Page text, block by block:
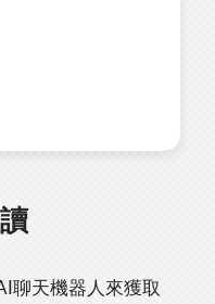
聊天機器人來獲取